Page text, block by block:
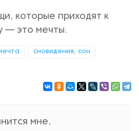
которые приходят к
— это мечты.
сновидения, сон
мне,